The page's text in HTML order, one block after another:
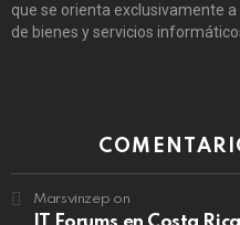
que se orienta exclusivamente
de bienes y servicios
Marsvinzep on